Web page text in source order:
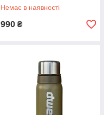
Немає в наявності
990 ₴